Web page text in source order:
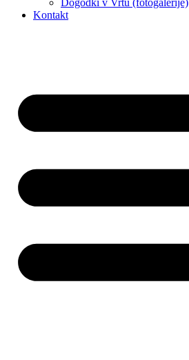
Kontakt